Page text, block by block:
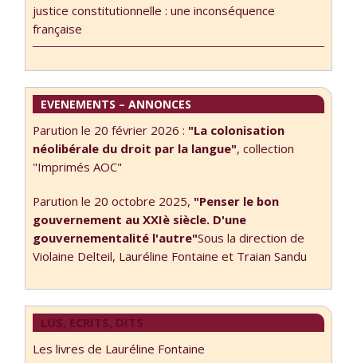
constitutionnel –
le Président de la
Président …
justice constitutionnelle : une inconséquence
française
EVENEMENTS – ANNONCES
Parution le 20 février 2026 : "La colonisation
néolibérale du droit par la langue", collection
"Imprimés AOC"
Parution le 20 octobre 2025, "Penser le bon
gouvernement au XXIè siècle. D'une
gouvernementalité l'autre"Sous la direction de
Violaine Delteil, Lauréline Fontaine et Traian Sandu
LUS, ECRITS, DITS
Les livres de Lauréline Fontaine